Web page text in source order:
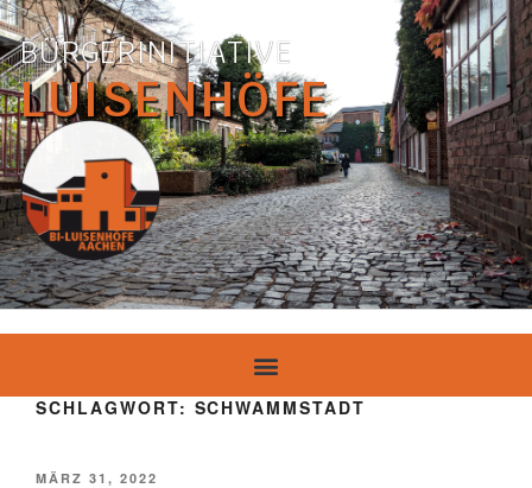
BÜRGERINITIATIVE
LUISENHÖFE
SCHLAGWORT: SCHWAMMSTADT
MÄRZ 31, 2022